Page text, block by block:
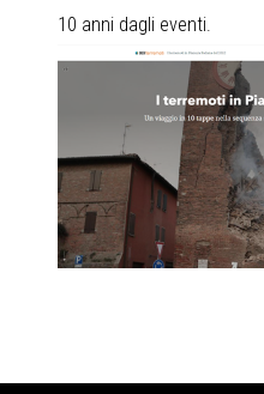
10 anni dagli eventi.